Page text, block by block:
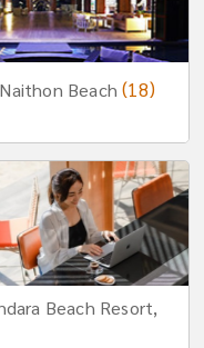
Beach(18)
Beach Resort,